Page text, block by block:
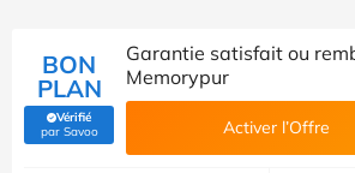
BON
PLAN
Vérifié
par Savoo(Vérifié par Savoo)
Garantie satisfait ou
Memorypur
Activer l’Offre